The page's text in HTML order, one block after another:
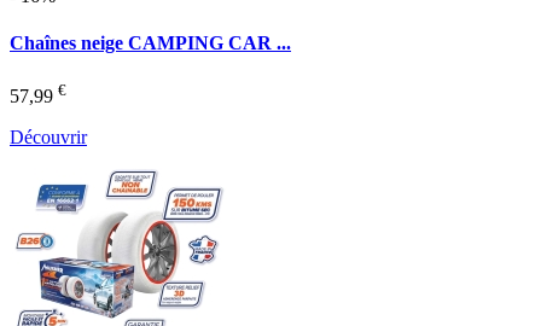
Chaînes neige CAMPING CAR ...
57,99 €
Découvrir